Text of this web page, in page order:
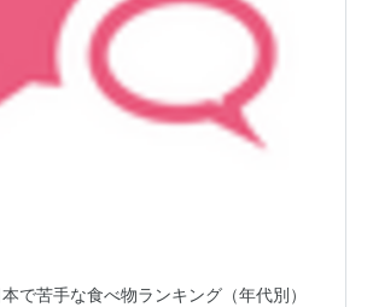
で苦手な食べ物ランキング（年代別）